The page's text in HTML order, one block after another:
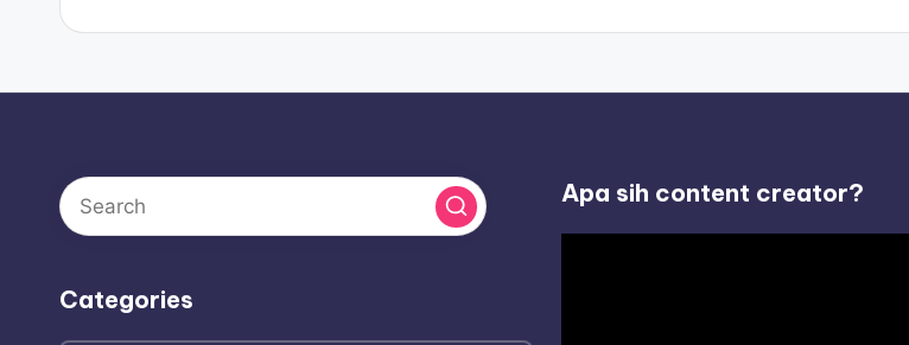
Categories
Apa sih content creator?